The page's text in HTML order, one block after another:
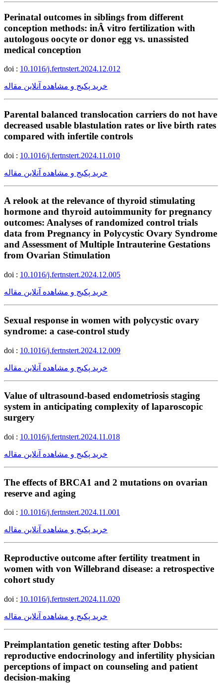
Perinatal outcomes in siblings from different
conception methods: inÂ vitro fertilization with
autologous oocyte or donor egg vs. unassisted
medical conception
doi : 10.1016/j.fertnstert.2024.12.012
خرید پکیج و مشاهده آنلاین مقاله
Parental balanced translocation carriers do not have
decreased usable blastulation rates or live birth rates
compared with infertile controls
doi : 10.1016/j.fertnstert.2024.11.010
خرید پکیج و مشاهده آنلاین مقاله
A relook at the relevance of thyroid stimulating
hormone and thyroid autoimmunity for pregnancy
outcomes: Analyses of randomized control trials
data from Pregnancy in Polycystic Ovary Syndrome
and Assessment of Multiple Intrauterine Gestations
from Ovarian Stimulation
doi : 10.1016/j.fertnstert.2024.12.005
خرید پکیج و مشاهده آنلاین مقاله
Sexual response in women with polycystic ovary
syndrome: a case-control study
doi : 10.1016/j.fertnstert.2024.12.009
خرید پکیج و مشاهده آنلاین مقاله
Value of ultrasound-based endometriosis staging
system in anticipating complexity of laparoscopic
surgery
doi : 10.1016/j.fertnstert.2024.11.018
خرید پکیج و مشاهده آنلاین مقاله
The effects of BRCA1 and 2 mutations on ovarian
reserve and aging
doi : 10.1016/j.fertnstert.2024.11.001
خرید پکیج و مشاهده آنلاین مقاله
Reproductive outcome after fertility treatment in
women with von Willebrand disease: a retrospective
cohort study
doi : 10.1016/j.fertnstert.2024.11.020
خرید پکیج و مشاهده آنلاین مقاله
Preimplantation genetic testing after Dobbs:
reproductive endocrinology and infertility physician
perceptions of impact on counseling and patient
decision-making